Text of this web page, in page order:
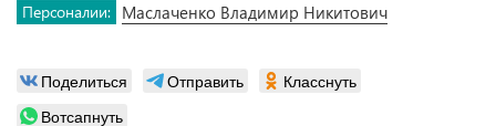
Персоналии: Маслаченко Владимир Никитович
Поделиться Отправить
Класснуть
Вотсапнуть